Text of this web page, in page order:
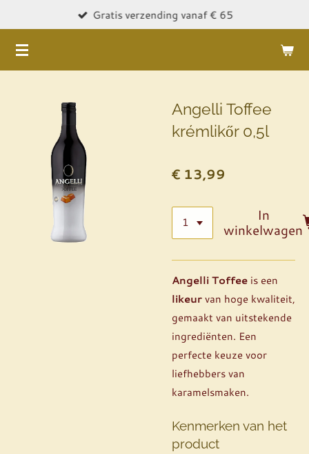
naar
de
Gratis verzending vanaf € 65
Angelli Toffee
krémlikőr 0,5l
€ 13,99
In
winkelwagen
Angelli Toffee is een
likeurvan hoge kwaliteit,
gemaakt van uitstekende
ingrediënten. Een
perfecte keuze voor
liefhebbers van
karamelsmaken.
Kenmerken van het
product